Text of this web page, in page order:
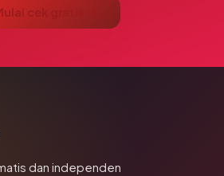
cek gratis →
dan independen